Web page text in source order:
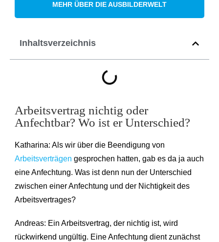
MEHR ÜBER DIE AUSBILDERWELT
Inhaltsverzeichnis
Arbeitsvertrag nichtig oder
Anfechtbar? Wo ist er Unterschied?
Katharina: Als wir über die Beendigung von
Arbeitsverträgen gesprochen hatten, gab es da ja auch
eine Anfechtung. Was ist denn nun der Unterschied
zwischen einer Anfechtung und der Nichtigkeit des
Arbeitsvertrages?
Andreas: Ein Arbeitsvertrag, der nichtig ist, wird
rückwirkend ungültig. Eine Anfechtung dient zunächst